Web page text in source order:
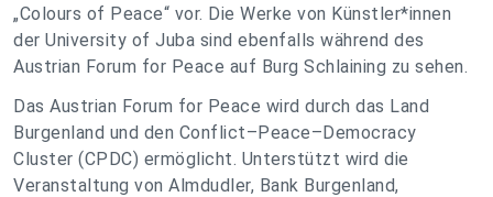
„Colours of Peace“ vor. Die Werke von Künstler*innen
der University of Juba sind ebenfalls während des
Austrian Forum for Peace auf Burg Schlaining zu sehen.
Das Austrian Forum for Peace wird durch das Land
Burgenland und den Conflict–Peace–Democracy
Cluster (CPDC) ermöglicht. Unterstützt wird die
Veranstaltung von Almdudler, Bank Burgenland,